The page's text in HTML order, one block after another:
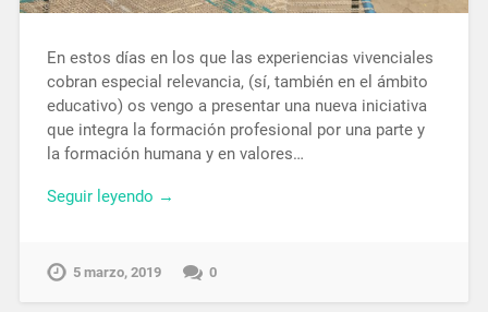
En estos días en los que las experiencias vivenciales
cobran especial relevancia, (sí, también en el ámbito
educativo) os vengo a presentar una nueva iniciativa
que integra la formación profesional por una parte y
la formación humana y en valores…
Seguir leyendo →
5 marzo, 2019 0